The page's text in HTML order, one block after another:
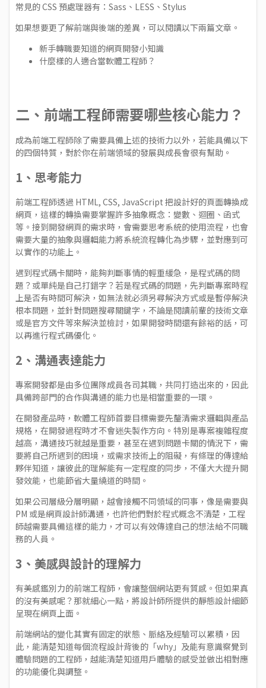
常見的 CSS 預處理器有：Sass、LESS、Stylus
如果想要更了解前端與後端的差異，可以閱讀以下兩篇文章。
新手轉職要知道的網頁開發小知識
什麼樣的人適合當軟體工程師？
二、前端工程師需要哪些核心能力？
成為前端工程師除了需要具備上述的技術力以外，若能具備以下
的四個特質，對於你在前端領域的發展與成長會很有幫助。
1、思考能力
前端工程師透過 HTML, CSS, JavaScript 把設計好的頁面轉換成
網頁，這樣的轉換需要掌握許多抽象概念：變數、迴圈、函式
等。接到開發網頁的需求時，會需要思考系統的使用流程，也會
需要大量的抽象與邏輯能力將系統流程轉化為步驟，並對應到可
以實作的功能上。
遇到程式碼卡關時，能夠判斷事情的輕重緩急，是程式碼的問
題？或單純是自己打錯字？若是程式碼的問題，先判斷專案時程
上是否有時間可解決，如無法就必須另尋解決方式或是暫停解決
根本問題，並針對問題搜尋關鍵字，不論是閱讀前輩的技術文章
或是官方文件等來解決並檢討，如果開發時間還有餘裕的話，可
以再進行程式碼優化。
2、溝通表達能力
專案開發都是由多位團隊成員各司其職，共同打造出來的，因此
具備跨部門的合作與溝通的能力也是相當重要的一環。
在開發產品時，軟體工程師首要目標需要先釐清需求邏輯與產品
規格，在開發過程時才不會迷失製作方向。特別是專案複雜程度
越高，溝通技巧就越是重要，甚至在遇到問題卡關的情況下，需
要將自己所遇到的困境，或需求技術上的阻礙，有條理的傳達給
夥伴知道，讓彼此的理解能有一定程度的同步，不僅大大提升開
發效能，也能節省大量繞道的時間。
如果公司層級分層明顯，越會接觸不同領域的同事，像是需要與
PM 或是網頁設計師溝通，也許他們對於程式概念不清楚，工程
師越需要具備這樣的能力，才可以有效傳達自己的想法給不同職
務的人員。
3、美感與設計的理解力
有美感鑑別力的前端工程師，會讓整個網站更有質感。但如果真
的沒有美感呢？那就細心一點，將設計師所提供的靜態設計細節
呈現在網頁上面。
前端網站的變化其實有固定的狀態、脈絡及經驗可以累積，因
此，能清楚知道每個流程設計背後的「why」及能有意識察覺到
體驗問題的工程師，越能清楚知道用戶體驗的感受並做出相對應
的功能優化與調整。